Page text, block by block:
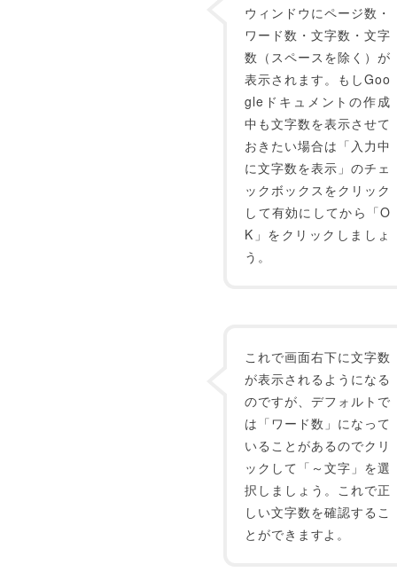
ウィンドウにページ数・
ワード数・文字数・文字
数（スペースを除く）が
表示されます。もしGoo
gleドキュメントの作成
中も文字数を表示させて
おきたい場合は「入力中
に文字数を表示」のチェ
ックボックスをクリック
して有効にしてから「O
K」をクリックしましょ
う。
これで画面右下に文字数
が表示されるようになる
のですが、デフォルトで
は「ワード数」になって
いることがあるのでクリ
ックして「～文字」を選
択しましょう。これで正
しい文字数を確認するこ
とができますよ。